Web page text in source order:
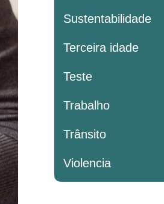
Sustentabilidade
Terceira idade
Teste
Trabalho
Trânsito
Violencia